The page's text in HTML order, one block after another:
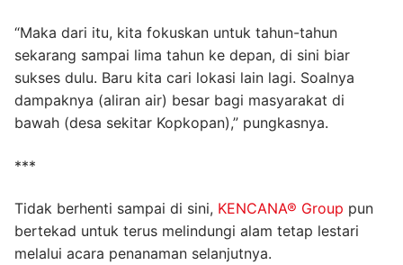
“Maka dari itu, kita fokuskan untuk tahun-tahun
sekarang sampai lima tahun ke depan, di sini biar
sukses dulu. Baru kita cari lokasi lain lagi. Soalnya
dampaknya (aliran air) besar bagi masyarakat di
bawah (desa sekitar Kopkopan),” pungkasnya.
***
Tidak berhenti sampai di sini, KENCANA® Group pun
bertekad untuk terus melindungi alam tetap lestari
melalui acara penanaman selanjutnya.